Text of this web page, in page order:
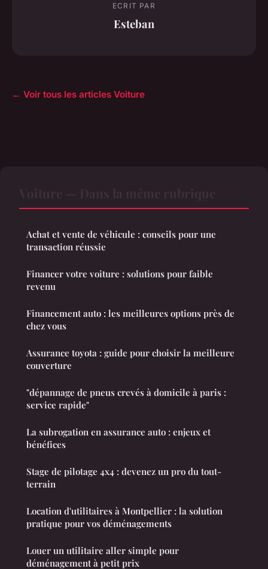
ECRIT PAR
Esteban
← Voir tous les articles Voiture
Achat et vente de véhicule : conseils pour une
transaction réussie
Financer votre voiture : solutions pour faible
revenu
Financement auto : les meilleures options près de
chez vous
Assurance toyota : guide pour choisir la meilleure
couverture
"dépannage de pneus crevés à domicile à paris :
service rapide"
La subrogation en assurance auto : enjeux et
bénéfices
Stage de pilotage 4x4 : devenez un pro du tout-
terrain
Location d'utilitaires à Montpellier : la solution
pratique pour vos déménagements
Louer un utilitaire aller simple pour
déménagement à petit prix